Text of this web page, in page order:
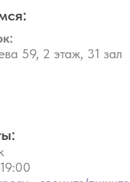
59, 2 этаж, 31 зал